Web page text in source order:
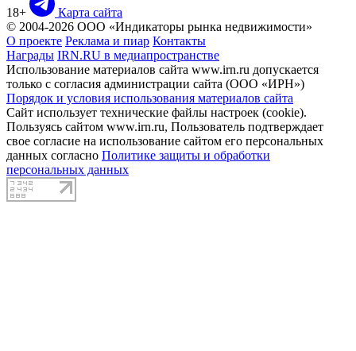
18+
Карта сайта
© 2004-2026 ООО «Индикаторы рынка недвижимости»
О проекте Реклама и пиар Контакты
Награды IRN.RU в медиапространстве
Использование материалов сайта www.irn.ru допускается
только с согласия администрации сайта (ООО «ИРН»)
Порядок и условия использования материалов сайта
Сайт использует технические файлы настроек (cookie).
Пользуясь сайтом www.irn.ru, Пользователь подтверждает
свое согласие на использование сайтом его персональных
данных согласно Политике защиты и обработки
персональных данных